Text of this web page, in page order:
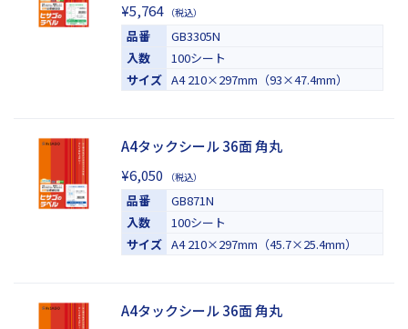
¥5,764 （税込）
品番
GB3305N
入数
100シート
サイズ A4 210×297mm（93×47.4mm）
A4タックシール 36面 角丸
¥6,050
（税込）
品番
GB871N
入数
100シート
サイズ A4 210×297mm（45.7×25.4mm）
A4タックシール 36面 角丸